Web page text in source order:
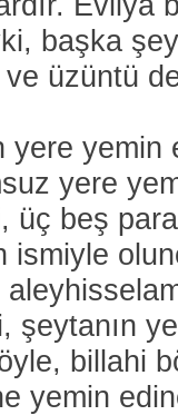
başka
ve üzüntü
yere
yere
üç beş
ismiyle
şeytanın
billahi
yemin